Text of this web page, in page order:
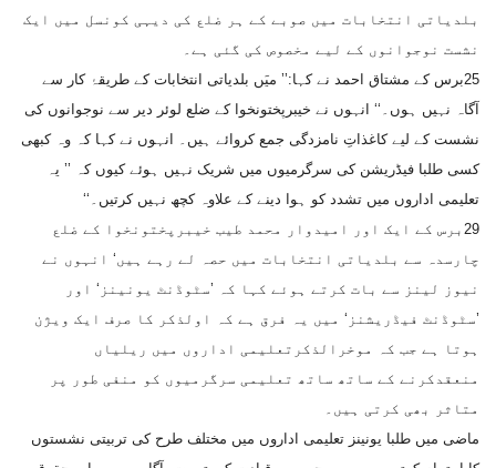
بلدیاتی انتخابات میں صوبے کے ہر ضلع کی دیہی کونسل میں ایک
نشست نوجوانوں کے لیے مخصوص کی گئی ہے۔
25برس کے مشتاق احمد نے کہا:’’ میَں بلدیاتی انتخابات کے طریقۂ کار سے
آگاہ نہیں ہوں۔‘‘ انہوں نے خیبرپختونخوا کے ضلع لوئر دیر سے نوجوانوں کی
نشست کے لیے کاغذاتِ نامزدگی جمع کروائے ہیں۔ انہوں نے کہا کہ وہ کبھی
کسی طلبا فیڈریشن کی سرگرمیوں میں شریک نہیں ہوئے کیوں کہ ’’ یہ
تعلیمی اداروں میں تشدد کو ہوا دینے کے علاوہ کچھ نہیں کرتیں۔‘‘
29برس کے ایک اور امیدوار محمد طیب خیبرپختونخوا کے ضلع
چارسدہ سے بلدیاتی انتخابات میں حصہ لے رہے ہیں‘ انہوں نے
نیوز لینز سے بات کرتے ہوئے کہا کہ ’سٹوڈنٹ یونینز‘ اور
’سٹوڈنٹ فیڈریشنز‘ میں یہ فرق ہے کہ اولذکر کا صرف ایک ویژن
ہوتا ہے جب کہ موخرالذکرتعلیمی اداروں میں ریلیاں
منعقدکرنے کے ساتھ ساتھ تعلیمی سرگرمیوں کو منفی طور پر
متاثر بھی کرتی ہیں۔
ماضی میں طلبا یونینز تعلیمی اداروں میں مختلف طرح کی تربیتی نشستوں